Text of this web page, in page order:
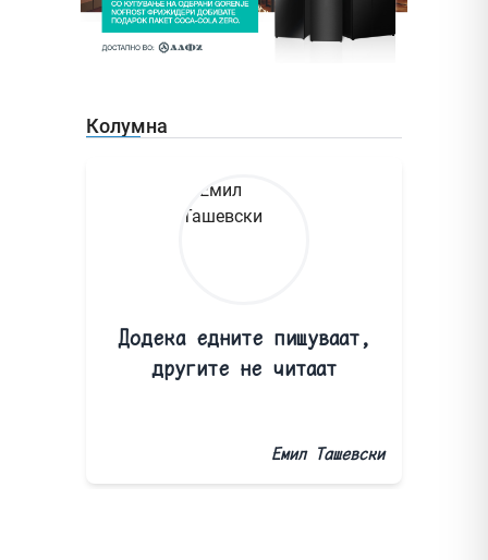
Колумна
Додека едните пишуваат,
другите не читаат
Емил Ташевски